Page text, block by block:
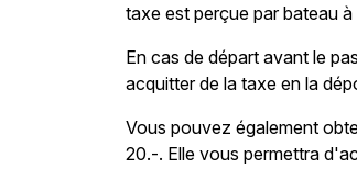
taxe est perçue par bateau
En cas de départ avant le
acquitter de la taxe en la
Vous pouvez également
20.-. Elle vous permettra